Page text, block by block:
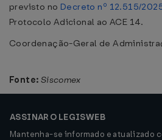
previsto no Decreto nº 12.515/
Protocolo Adicional ao ACE 14.
Coordenação-Geral de
Fonte: Siscomex
ASSINAR O LEGISWEB
Mantenha-se informado e atualizado